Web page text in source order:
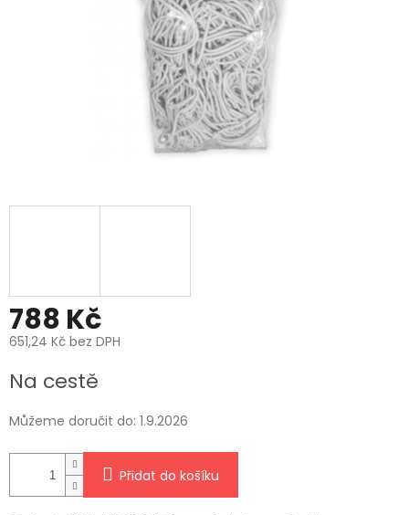
788 Kč
651,24 Kč bez DPH
cena:
Na cestě
Můžeme doručit do: 1.9.2026
Přidat do košíku